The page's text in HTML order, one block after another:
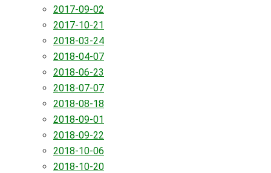
2017-09-02
2017-10-21
2018-03-24
2018-04-07
2018-06-23
2018-07-07
2018-08-18
2018-09-01
2018-09-22
2018-10-06
2018-10-20